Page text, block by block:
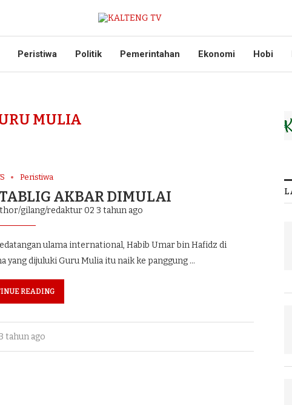
Peristiwa Politik Pemerintahan Ekonomi Hobi
MULIA
Peristiwa
AKBAR DIMULAI
gilang/redaktur 02 3 tahun ago
ulama international, Habib Umar bin Hafidz di
yang dijuluki Guru Mulia itu naik ke panggung …
READING
tahun ago